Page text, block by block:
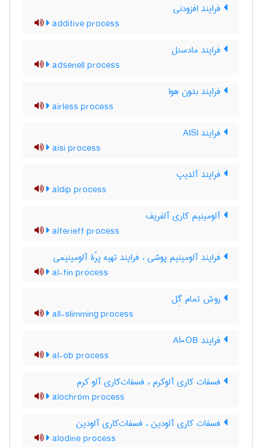
فرایند افزودنی
additive process
فرایند مادسنل
adsenell process
فرایند بدون هوا
airless process
فرایند AISI
aisi process
فرایند آلدیپ
aldip process
آلومینیم کاری آلفریف
alferieff process
فرایند آلومینیم پوشی ، فرایند تهیه پرّۀ آلومینیمی
al-fin process
روش تمام گِل
all-slimming process
فرایند Al-OB
al-ob process
فسفات کاری آلوکرم ، فسفات‌کاری آلو کرم
alochrom process
فسفات کاری آلودین ، فسفات‌کاری آلودین
alodine process